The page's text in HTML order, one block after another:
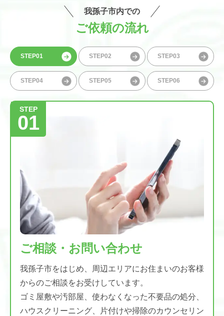
我孫子市内での
ご依頼の流れ
STEP01 STEP02 STEP03
STEP04 STEP05 STEP06
STEP
01
ご相談・お問い合わせ
我孫子市をはじめ、周辺エリアにお住まいのお客様
からのご相談をお受けしています。
ゴミ屋敷や汚部屋、使わなくなった不要品の処分、
ハウスクリーニング、片付けや掃除のカウンセリン